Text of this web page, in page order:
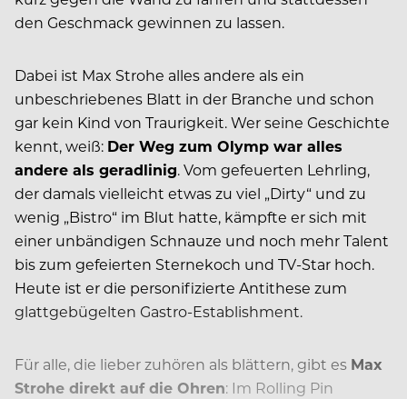
den Geschmack gewinnen zu lassen.
Dabei ist Max Strohe alles andere als ein
unbeschriebenes Blatt in der Branche und schon
gar kein Kind von Traurigkeit. Wer seine Geschichte
kennt, weiß: Der Weg zum Olymp war alles
andere als geradlinig. Vom gefeuerten Lehrling,
der damals vielleicht etwas zu viel „Dirty“ und zu
wenig „Bistro“ im Blut hatte, kämpfte er sich mit
einer unbändigen Schnauze und noch mehr Talent
bis zum gefeierten Sternekoch und TV-Star hoch.
Heute ist er die personifizierte Antithese zum
glattgebügelten Gastro-Establishment.
Für alle, die lieber zuhören als blättern, gibt es Max
Strohe direkt auf die Ohren: Im Rolling Pin